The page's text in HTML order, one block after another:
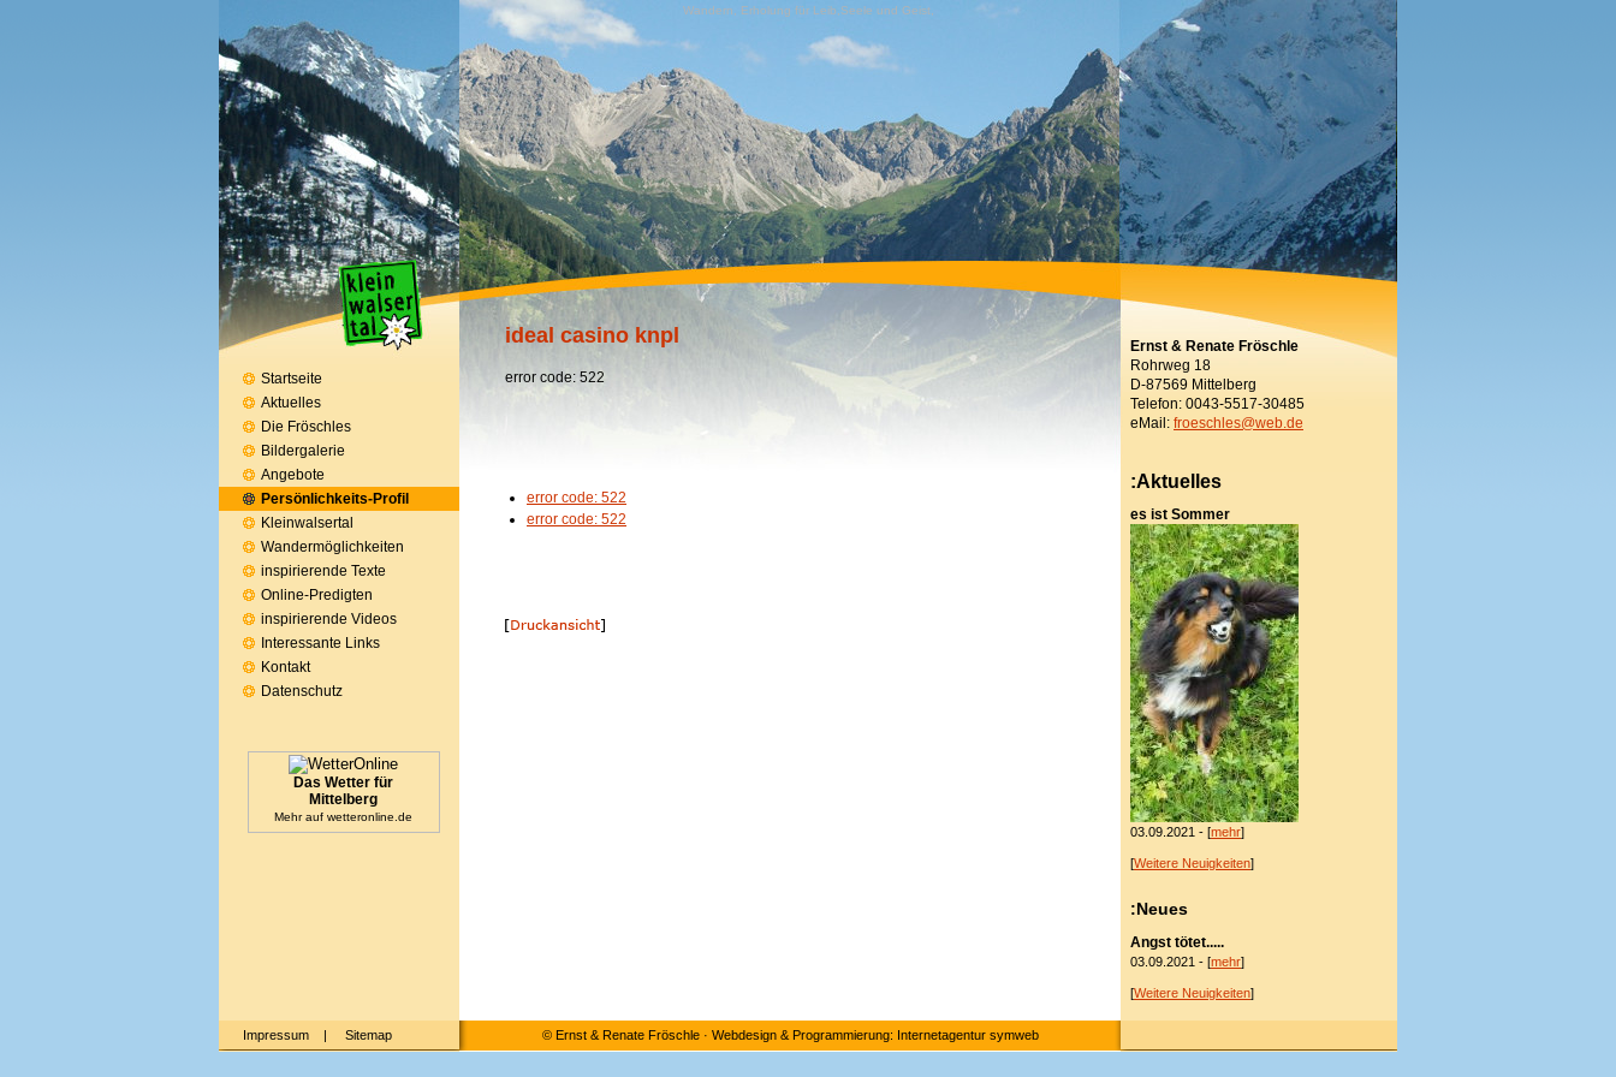
Wandern, Erholung für Leib,Seele und Geist,
ideal casino knpl
error code: 522
error code: 522
error code: 522
Startseite
Aktuelles
Die Fröschles
Bildergalerie
Angebote
Persönlichkeits-Profil
Kleinwalsertal
Wandermöglichkeiten
inspirierende Texte
Online-Predigten
inspirierende Videos
Interessante Links
Kontakt
Datenschutz
Das Wetter für
Mittelberg
Mehr auf wetteronline.de
Ernst & Renate Fröschle
Rohrweg 18
D-87569 Mittelberg
Telefon: 0043-5517-30485
eMail: froeschles@web.de
:Aktuelles
es ist Sommer
03.09.2021 - [mehr]
[Weitere Neuigkeiten]
:Neues
Angst tötet.....
03.09.2021 - [mehr]
[Weitere Neuigkeiten]
Impressum | Sitemap © Ernst & Renate Fröschle· Webdesign & Programmierung: Internetagentur symweb